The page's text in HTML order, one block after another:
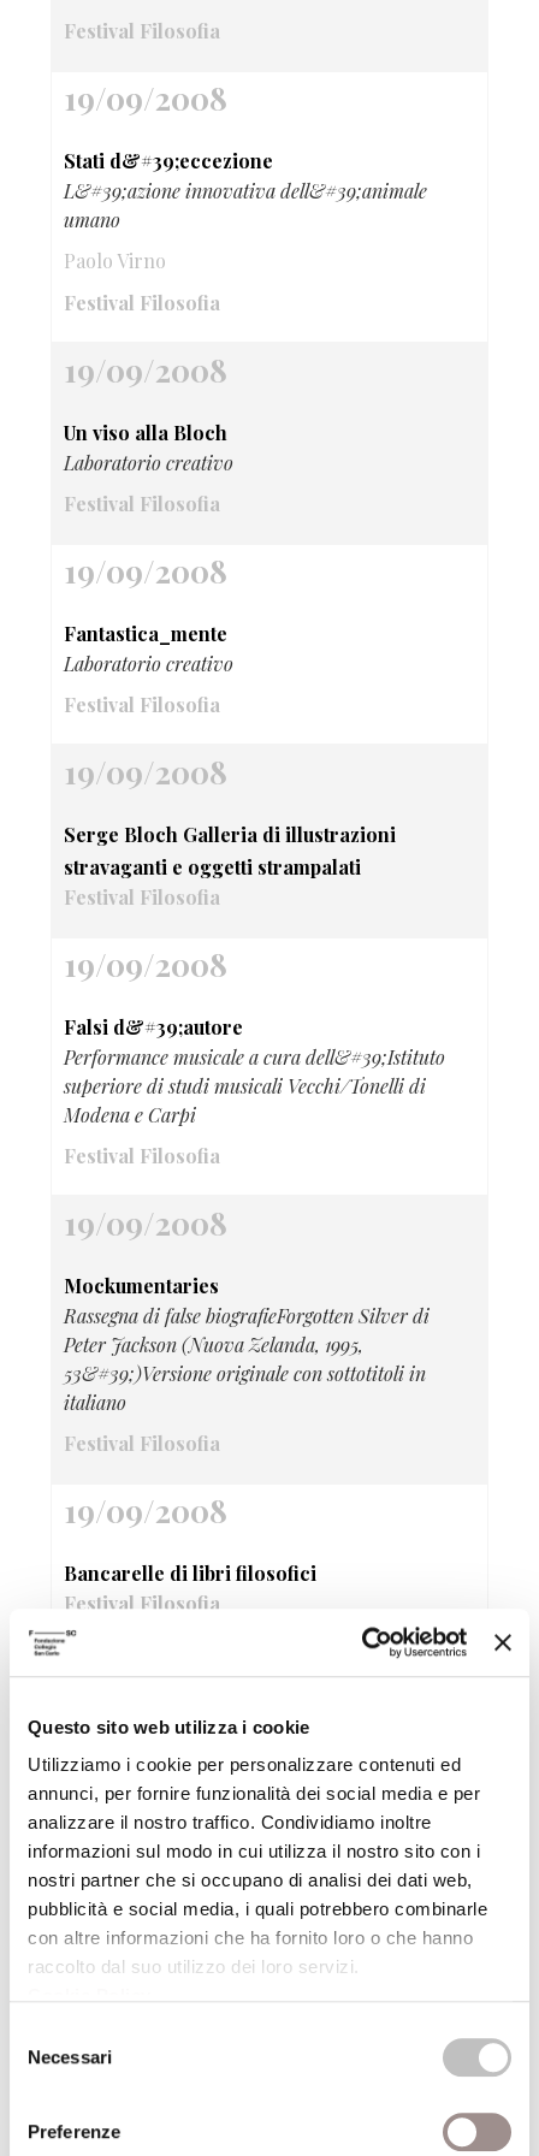
Questo sito web utilizza i cookie
Utilizziamo i cookie per personalizzare contenuti ed
annunci, per fornire funzionalità dei social media e per
analizzare il nostro traffico. Condividiamo inoltre
informazioni sul modo in cui utilizza il nostro sito con i
nostri partner che si occupano di analisi dei dati web,
pubblicità e social media, i quali potrebbero combinarle
con altre informazioni che ha fornito loro o che hanno
raccolto dal suo utilizzo dei loro servizi.
delNecessari
Preferenze
Festival Filosofia
19/09/2008
Stati d&#39;eccezione
L&#39;azione innovativa dell&#39;animale
umano
Paolo Virno
Festival Filosofia
19/09/2008
Un viso alla Bloch
Laboratorio creativo
Festival Filosofia
19/09/2008
Fantastica_mente
Laboratorio creativo
Festival Filosofia
19/09/2008
Serge Bloch Galleria di illustrazioni
stravaganti e oggetti strampalati
Festival Filosofia
19/09/2008
Falsi d&#39;autore
Performance musicale a cura dell&#39;Istituto
superiore di studi musicali Vecchi/Tonelli di
Modena e Carpi
Festival Filosofia
19/09/2008
Mockumentaries
Rassegna di false biografieForgotten Silver di
Peter Jackson (Nuova Zelanda, 1995,
53&#39;)Versione originale con sottotitoli in
italiano
Festival Filosofia
19/09/2008
Bancarelle di libri filosofici
Festival Filosofia
19/09/2008
Mockumentaries
Rassegna di false biografieThis is Spinal Tap di
Rob Reiner (Stati Uniti, 1984, 82&#39;)Versione
originale con sottotitoli in inglese
Festival Filosofia
19/09/2008
premio reali